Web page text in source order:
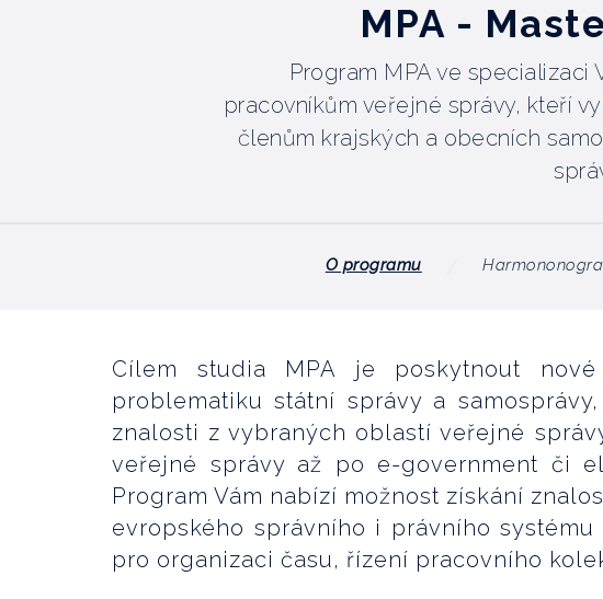
MPA -
Program MPA ve
pracovníkům veřejné správy, kteří
členům krajských a obecních
O programu
Cílem studia MPA je poskytnout
problematiku státní správy a
znalosti z vybraných oblastí veřejné
veřejné správy až po e-government či
Program Vám nabízí možnost získání
evropského správního i právního
pro organizaci času, řízení pracovního